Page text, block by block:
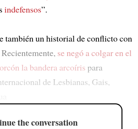
indefensos”.
también un historial de conflicto con
se negó a colgar en el
la bandera arcoíris para
de Lesbianas, Gais,
the conversation